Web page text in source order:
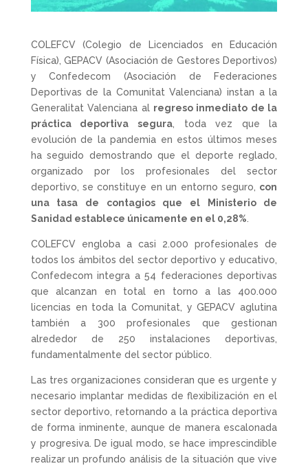
COLEFCV (Colegio de Licenciados en Educación
Física), GEPACV (Asociación de Gestores Deportivos)
y Confedecom (Asociación de Federaciones
Deportivas de la Comunitat Valenciana) instan a la
Generalitat Valenciana al regreso inmediato de la
práctica deportiva segura, toda vez que la
evolución de la pandemia en estos últimos meses
ha seguido demostrando que el deporte reglado,
organizado por los profesionales del sector
deportivo, se constituye en un entorno seguro, con
una tasa de contagios que el Ministerio de
Sanidad establece únicamente en el 0,28%
COLEFCV engloba a casi 2.000 profesionales de
todos los ámbitos del sector deportivo y educativo,
Confedecom integra a 54 federaciones deportivas
que alcanzan en total en torno a las 400.000
licencias en toda la Comunitat, y GEPACV aglutina
también a 300 profesionales que gestionan
alrededor de 250 instalaciones deportivas,
fundamentalmente del sector público.
Las tres organizaciones consideran que es urgente y
necesario implantar medidas de flexibilización en el
sector deportivo, retornando a la práctica deportiva
de forma inminente, aunque de manera escalonada
y progresiva. De igual modo, se hace imprescindible
realizar un profundo análisis de la situación que vive